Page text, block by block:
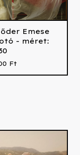
Emese
- méret:
Ft